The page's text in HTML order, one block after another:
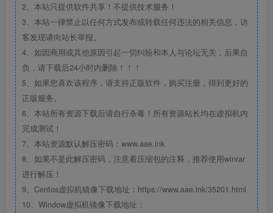
2、本站只提供软件共享！不提供技术服务！
3、本站一律禁止以任何方式发布或转载任何违法的相关信息，访
客发现请向站长举报。
4、如因商用或其他原因引起一切纠纷和本人与论坛无关，后果自
负，请下载后24小时内删除！！！
5、如果您喜欢该程序，请支持正版软件，购买注册，得到更好的
正版服务。
6、本站所有资源下载后请自行杀毒！所有资源站长均在虚拟机内
完成测试！
7、本站资源默认解压密码：www.aae.ink
8、如果不是此解压密码，注意看压缩包的注释，推荐使用winrar
进行解压！
9、Centos虚拟机镜像下载地址：https://www.aae.ink/35201.html
10、Window虚拟机镜像下载地址：